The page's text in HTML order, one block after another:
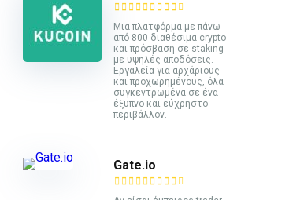
Mια πλατφόρμα με πάνω
από 800 διαθέσιμα crypto
και πρόσβαση σε staking
με υψηλές αποδόσεις.
Εργαλεία για αρχάριους
και προχωρημένους, όλα
συγκεντρωμένα σε ένα
έξυπνο και εύχρηστο
περιβάλλον.
Gate.io